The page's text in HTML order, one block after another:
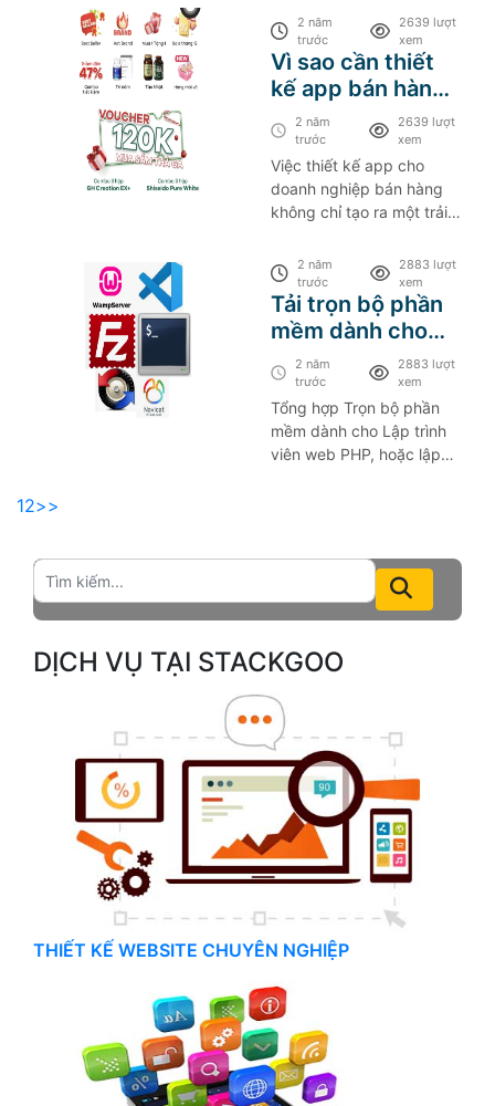
2024 3.3.2
2 năm
trước
2639 lượt
xem
Vì sao cần thiết
kế app bán hàng
cho shop, doanh
nghiệp?
2 năm
trước
2639 lượt
xem
Việc thiết kế app cho
doanh nghiệp bán hàng
không chỉ tạo ra một trải
hàng mà còn giúp doanh
nghiệp duy trì sự linh hoạt
và cạnh tranh trong môi
trường kinh doanh.
2 năm
trước
2883 lượt
xem
Tải trọn bộ phần
mềm dành cho
Lập trình viên
PHP, hoặc lập
trình viên API
thiết kế app
mobile kết hợp
2 năm
trước
2883 lượt
xem
Tổng hợp Trọn bộ phần
mềm dành cho Lập trình
viên web PHP, hoặc lập
zoc terminal, beyond
12>>
DỊCH VỤ TẠI STACKGOO
THIẾT KẾ WEBSITE CHUYÊN NGHIỆP